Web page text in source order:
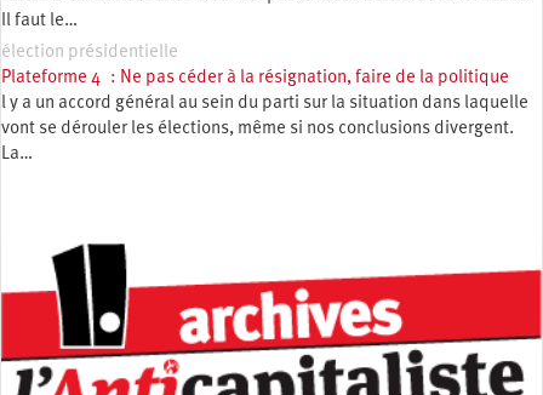
Il faut le…
élection présidentielle
Plateforme 4 : Ne pas céder à la résignation, faire de la politique
l y a un accord général au sein du parti sur la situation dans laquelle
vont se dérouler les élections, même si nos conclusions divergent.
La…